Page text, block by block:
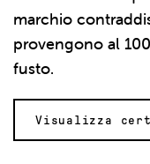
marchio
provengono al
fusto.
Visualizza